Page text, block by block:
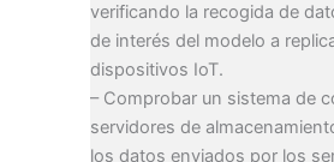
verificando la recogida de
de interés del modelo a
dispositivos IoT.
– Comprobar un sistema de
servidores de
los datos enviados por los